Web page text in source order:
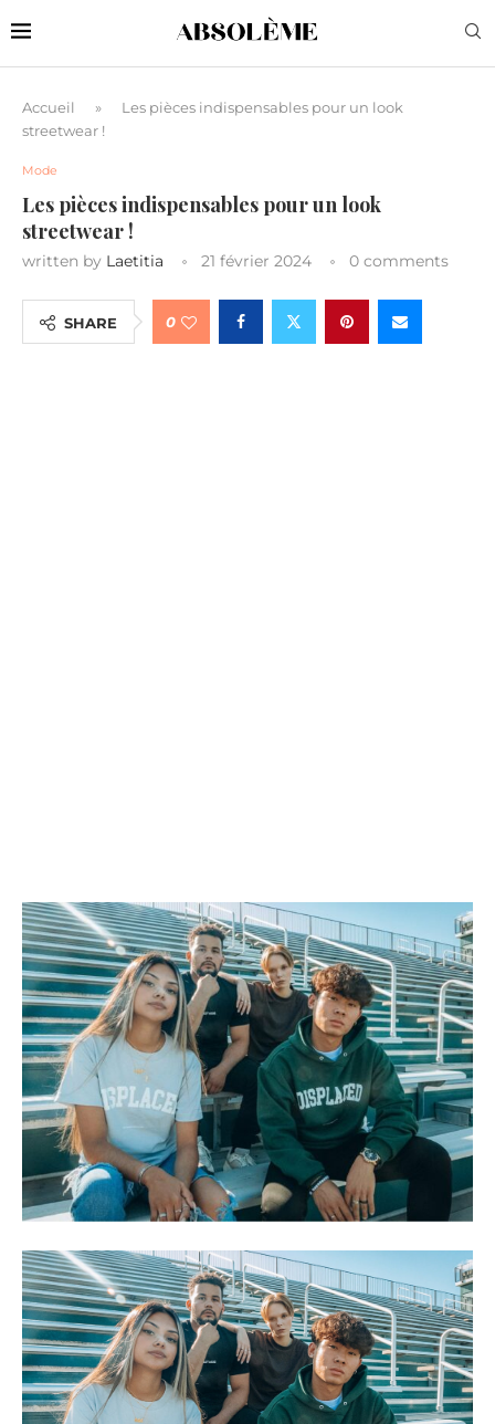
Accueil »
Les pièces indispensables pour un look
streetwear !
Mode
Les pièces indispensables pour un look
streetwear !
written by Laetitia 21 février 2024 0 comments
SHARE 0